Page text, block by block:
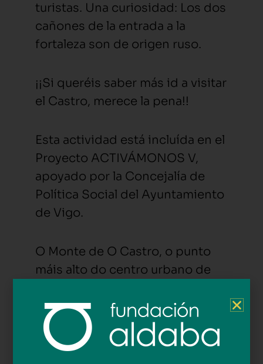
turistas. Una curiosidad: Los dos
cañones de la entrada a la
fortaleza son de origen ruso.
¡¡Si queréis saber más id a visitar
el Castro, merece la pena!!
Esta actividad está incluída en el
Proyecto ACTIVÁMONOS V,
apoyado por la Concejalía de
Política Social del Ayuntamiento
de Vigo.
O Monte de O Castro, o punto
máis alto do centro urbano de
da cidade en multitude de
batallas contra Inglaterra,
Francia… Cantas guerras se